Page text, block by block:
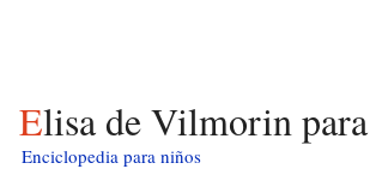
Elisa de Vilmorin
Enciclopedia para niños